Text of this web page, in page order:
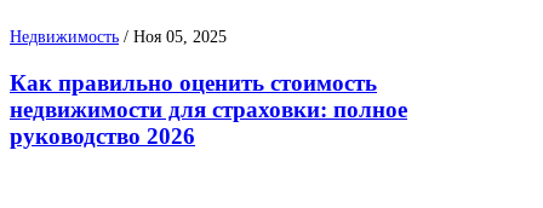
Недвижимость / Ноя 05, 2025
Как правильно оценить стоимость
недвижимости для страховки: полное
руководство 2026